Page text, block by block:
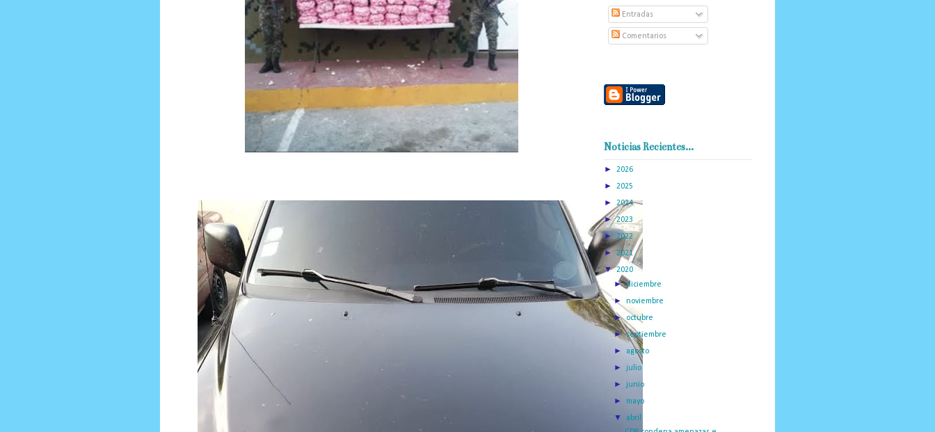
Entradas
Comentarios
Noticias Recientes...
► 2026
► 2025
► 2024(374)
►2023 (434)
► 2022 (449)
► 2021(898)
▼2020 (775)
►diciembre
►noviembre
►octubre
►septiembre
► agosto
► julio
► junio
► mayo
▼ abril